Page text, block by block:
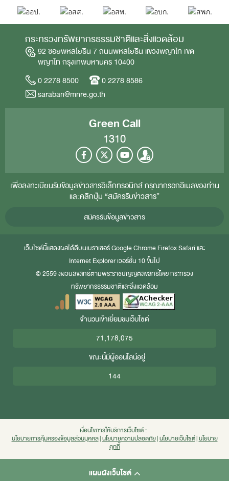
กระทรวงทรัพยากรธรรมชาติและสิ่งแวดล้อม
92 ซอยพหลโยธิน 7 ถนนพหลโยธิน แขวงพญาไท เขต
พญาไท กรุงเทพมหานคร 10400
0 2278 8500
0 2278 8586
saraban@mnre.go.th
Green Call
1310
เพื่อลงทะเบียนรับข้อมูลข่าวสารอิเล็กทรอนิกส์ กรุณากรอกอีเมลของท่าน
และคลิกปุ่ม “สมัครรับข่าวสาร”
สมัครรับข้อมูลข่าวสาร
เว็บไซต์นี้แสดงผลได้ดีบนเบราเซอร์Google Chrome FirefoxSafari และ
Internet Explorer เวอร์ชั่น 10 ขึ้นไป
© 2559 สงวนลิขสิทธิ์ตามพระราชบัญญัติลิขสิทธิ์โดย กระทรวง
ทรัพยากรธรรมชาติและสิ่งแวดล้อม
จำนวนเข้าเยี่ยมชมเว็บไซต์
71,178,075
ขณะนี้มีผู้ออนไลน์อยู่
144
เงื่อนไขการให้บริการเว็บไซต์ :
นโยบายการคุ้มครองข้อมูลส่วนบุคคล|นโยบายความปลอดภัย|นโยบายเว็บไซต์|นโยบาย
คุกกี้
แผนผังเว็บไซต์